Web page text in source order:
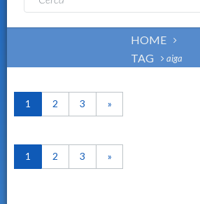
HOME
TAG
aiga
1 2 3 »
1 2 3 »